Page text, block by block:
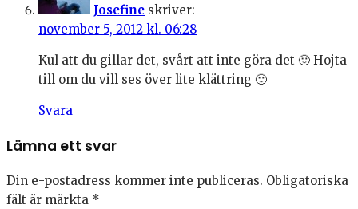
Josefine skriver:
november 5, 2012 kl. 06:28
Kul att du gillar det, svårt att inte göra det 🙂 Hojta
till om du vill ses över lite klättring 🙂
Svara
Lämna ett svar
Din e-postadress kommer inte publiceras. Obligatoriska
fält är märkta *